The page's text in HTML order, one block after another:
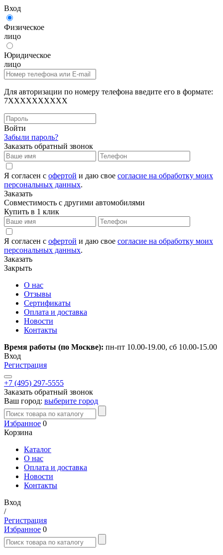
Вход
Физическое
лицо
Юридическое
лицо
Для авторизации по номеру телефона введите его в формате:
7XXXXXXXXXX
Войти
Забыли пароль?
Заказать обратный звонок
Я согласен с офертой и даю свое согласие на обработку моих
персональных данных.
Заказать
Совместимость с другими автомобилями
Купить в 1 клик
Я согласен с офертой и даю свое согласие на обработку моих
персональных данных.
Заказать
Закрыть
О нас
Отзывы
Сертификаты
Оплата и доставка
Новости
Контакты
Время работы (по Москве): пн-пт 10.00-19.00, сб 10.00-15.00
Вход
Регистрация
+7 (495) 297-5555
Заказать обратный звонок
Ваш город: выберите город
Избранное 0
Корзина
Каталог
О нас
Оплата и доставка
Новости
Контакты
Вход
/
Регистрация
Избранное 0